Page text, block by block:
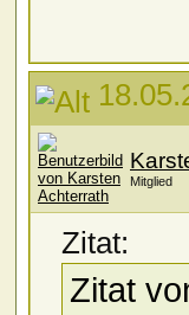
Mitglied
Zitat:
Zitat